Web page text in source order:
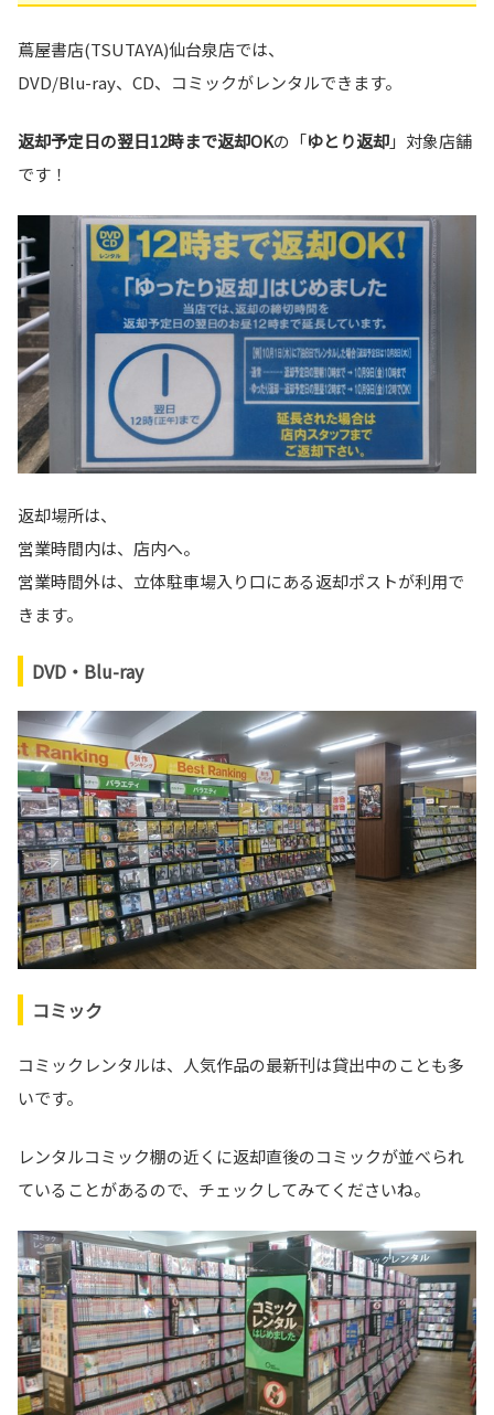
蔦屋書店(TSUTAYA)仙台泉店では、
DVD/Blu-ray、CD、コミックがレンタルできます。
返却予定日の翌日12時まで返却OKの「ゆとり返却」対象店舗
です！
返却場所は、
営業時間内は、店内へ。
営業時間外は、立体駐車場入り口にある返却ポストが利用で
きます。
DVD・Blu-ray
コミック
コミックレンタルは、人気作品の最新刊は貸出中のことも多
いです。
レンタルコミック棚の近くに返却直後のコミックが並べられ
ていることがあるので、チェックしてみてくださいね。